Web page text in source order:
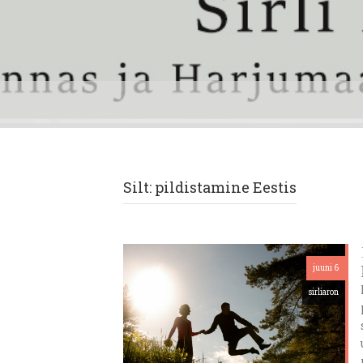
Silt: pildistamine Eestis
juuni 6
sirliaron